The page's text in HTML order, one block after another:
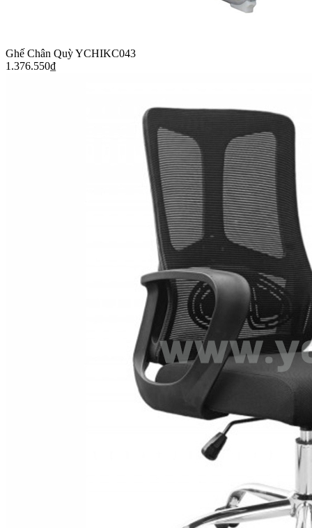
Ghế Chân Quỳ YCHIKC043
1.376.550₫